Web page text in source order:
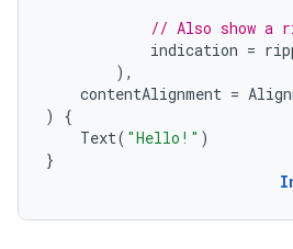
// Also show a
indication =
),
contentAlignment =
)
{
Text( "Hello!" )
}